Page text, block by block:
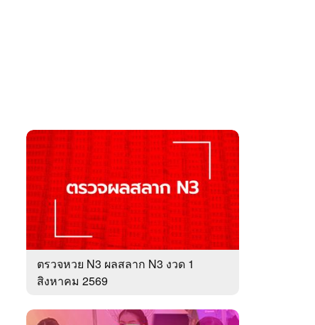
ตรวจหวย N3 ผลสลาก N3 งวด 1
สิงหาคม 2569